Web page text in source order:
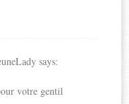
says:
votre gentil